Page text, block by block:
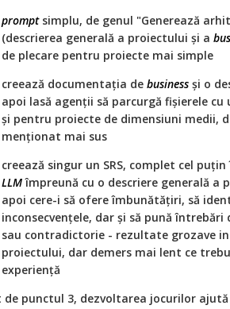
promptsimplu, de genul "Generează
(descrierea generală a proiectului și a
de plecare pentru proiecte mai simple
creează documentația de business și o
apoi lasă agenții să parcurgă fișierele cu
și pentru proiecte de dimensiuni medii,
menționat mai sus
creează singur un SRS, complet cel
LLMîmpreună cu o descriere generală a
apoi cere-i să ofere îmbunătățiri, să
inconsecvențele, dar și să pună
sau contradictorie - rezultate grozave
proiectului, dar demers mai lent ce
experiență
de punctul 3, dezvoltarea jocurilor